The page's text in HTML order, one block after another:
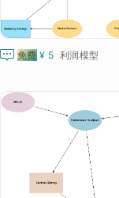
 免费 ¥ 5 利润模型